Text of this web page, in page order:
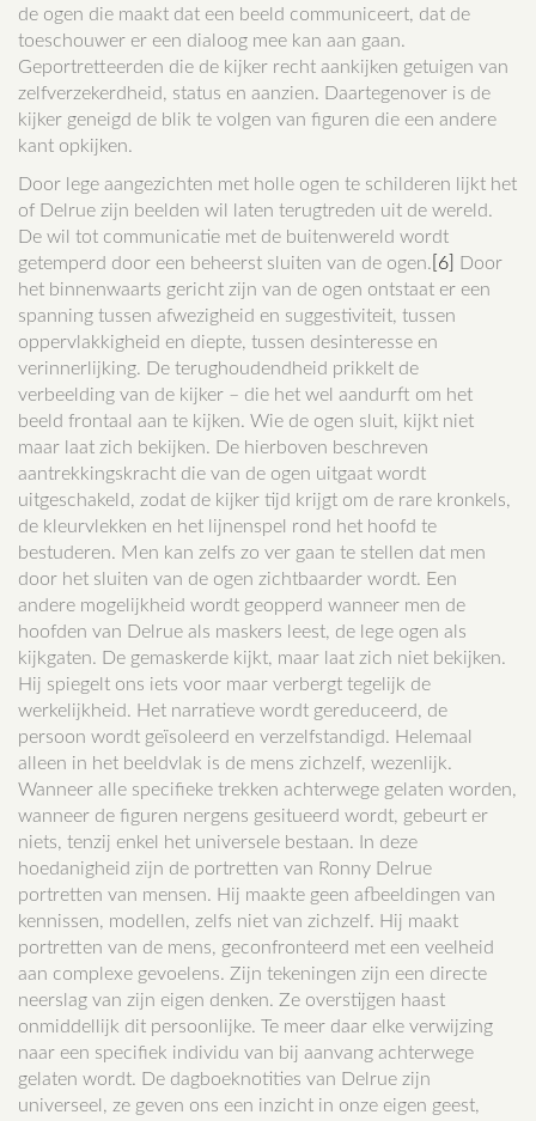
de ogen die maakt dat een beeld communiceert, dat de
toeschouwer er een dialoog mee kan aan gaan.
Geportretteerden die de kijker recht aankijken getuigen van
zelfverzekerdheid, status en aanzien. Daartegenover is de
kijker geneigd de blik te volgen van figuren die een andere
kant opkijken.
Door lege aangezichten met holle ogen te schilderen lijkt het
of Delrue zijn beelden wil laten terugtreden uit de wereld.
De wil tot communicatie met de buitenwereld wordt
getemperd door een beheerst sluiten van de ogen. [6]
Door
het binnenwaarts gericht zijn van de ogen ontstaat er een
spanning tussen afwezigheid en suggestiviteit, tussen
oppervlakkigheid en diepte, tussen desinteresse en
verinnerlijking. De terughoudendheid prikkelt de
verbeelding van de kijker – die het wel aandurft om het
beeld frontaal aan te kijken. Wie de ogen sluit, kijkt niet
maar laat zich bekijken. De hierboven beschreven
aantrekkingskracht die van de ogen uitgaat wordt
uitgeschakeld, zodat de kijker tijd krijgt om de rare kronkels,
de kleurvlekken en het lijnenspel rond het hoofd te
bestuderen. Men kan zelfs zo ver gaan te stellen dat men
door het sluiten van de ogen zichtbaarder wordt. Een
andere mogelijkheid wordt geopperd wanneer men de
hoofden van Delrue als maskers leest, de lege ogen als
kijkgaten. De gemaskerde kijkt, maar laat zich niet bekijken.
Hij spiegelt ons iets voor maar verbergt tegelijk de
werkelijkheid. Het narratieve wordt gereduceerd, de
persoon wordt geïsoleerd en verzelfstandigd. Helemaal
alleen in het beeldvlak is de mens zichzelf, wezenlijk.
Wanneer alle specifieke trekken achterwege gelaten worden,
wanneer de figuren nergens gesitueerd wordt, gebeurt er
niets, tenzij enkel het universele bestaan. In deze
hoedanigheid zijn de portretten van Ronny Delrue
portretten van mensen. Hij maakte geen afbeeldingen van
kennissen, modellen, zelfs niet van zichzelf. Hij maakt
portretten van de mens, geconfronteerd met een veelheid
aan complexe gevoelens. Zijn tekeningen zijn een directe
neerslag van zijn eigen denken. Ze overstijgen haast
onmiddellijk dit persoonlijke. Te meer daar elke verwijzing
naar een specifiek individu van bij aanvang achterwege
gelaten wordt. De dagboeknotities van Delrue zijn
universeel, ze geven ons een inzicht in onze eigen geest,